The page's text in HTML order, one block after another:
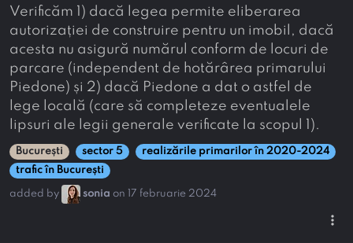
Verificăm 1) dacă legea permite eliberarea
autorizației de construire pentru un imobil, dacă
acesta nu asigură numărul conform de locuri de
parcare (independent de hotărârea primarului
Piedone) și 2) dacă Piedone a dat o astfel de
lege locală (care să completeze eventualele
lipsuri ale legii generale verificate la scopul 1).
București sector 5
realizările primarilor în 2020-2024
trafic în București
added by sonia on 17 februarie 2024
more_vert